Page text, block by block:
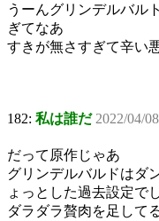
うーんグリンデルバル
ぎてなあ
すきが無さすぎて辛い
182: 私は誰だ 2022/04/
だって原作じゃあ
グリンデルバルドはダ
ょっとした過去設定で
ダラダラ贅肉を足して